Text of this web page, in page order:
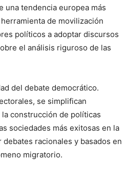
una tendencia europea más
de movilización
políticos a adoptar discursos
el análisis riguroso de las
del debate democrático.
se simplifican
construcción de políticas
sociedades más exitosas en la
racionales y basados en
migratorio.